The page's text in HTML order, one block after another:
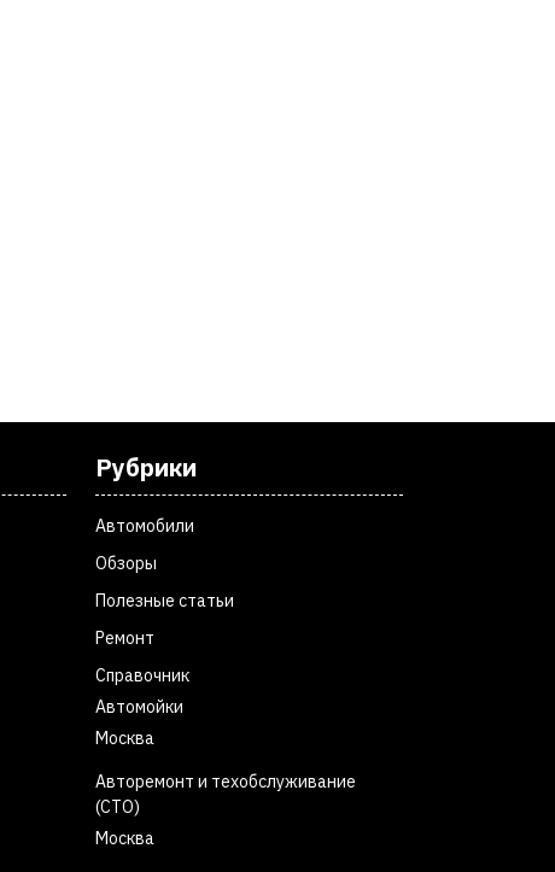
Рубрики
Автомобили
Обзоры
Полезные статьи
Ремонт
Справочник
Автомойки
Москва
Авторемонт и техобслуживание
(СТО)
Москва